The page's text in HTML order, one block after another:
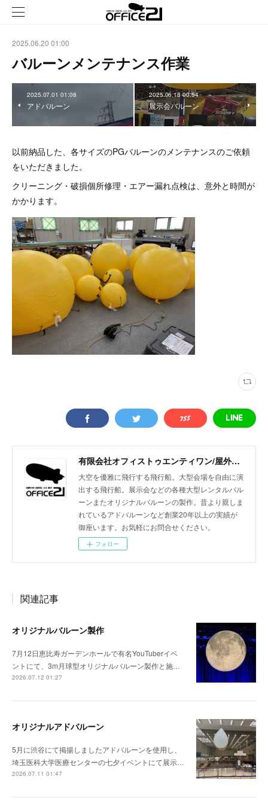
2025.06.20 01:00
バルーンメンテナンス作業
2025.07.01 01:08
アドバルーン
2025.06.18 00:54
展示会バルーン
以前納品した、各サイズのPGバルーンのメンテナンスのご依頼
をいただきました。
クリーニング・破損個所修理・エアー漏れ点検は、意外と時間が
かかります。
有限会社オフィストゥエンティワン/屋外・屋内飛行船/大型バルーン/アドバルーン/バルーン装飾等イベント装飾
大空を優雅に飛行する飛行船。大型会場を自由に演
出する飛行船。展示会などの各種大型レンタルバル
ーンまたオリジナルバルーンの製作。昔より親しま
れているアドバルーンなど創業20年以上の実績が
御座います。お気軽にお問合せください。
フォロー
関連記事
オリジナルバルーン製作
7月12日恵比寿ガーデンホールで有名YouTuberイベ
ントにて、3m月球型オリジナルバルーン製作と施…
2026.07.12 01:27
オリジナルアドバルーン
5月に渋谷にて掲揚しましたアドバルーンを使用し、
埼玉医科大学医療センターの七夕イベントにて展示…
2026.07.11 01:47